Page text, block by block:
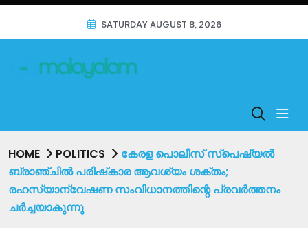
SATURDAY AUGUST 8, 2026
HOME POLITICS
കേരള പൊലീസ് സ്പെഷ്യൽ
ബ്രാഞ്ചിൽ പരിഷ്‌കാര ആവശ്യം ശക്തം;
രഹസ്യാന്വേഷണ സംവിധാനത്തിന്റെ പ്രവർത്തനം
ചർച്ചയാകുന്നു